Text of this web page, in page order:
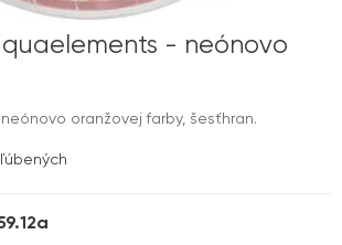
- neónovo
oranžovej farby, šesťhran.